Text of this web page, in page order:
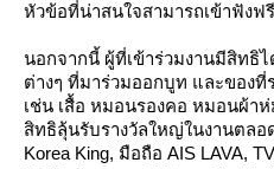
หัวข้อที่น่าสนใจสามารถเข้าฟังฟ
นอกจากนี้ ผู้ที่เข้าร่วมงานมีสิทธิ
ต่างๆ ที่มาร่วมออกบูท และของที่
เช่น เสื้อ หมอนรองคอ หมอนผ้า
สิทธิลุ้นรับรางวัลใหญ่ในงานตลอ
Korea King, มือถือ AIS LAVA,